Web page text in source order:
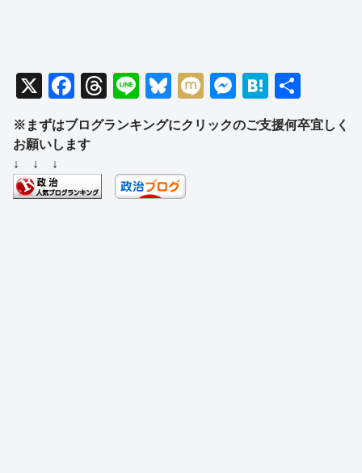
X
F
a
c
b
T
hr
e
d
Li
n
e
Bl
e
y
M
ixi
M
ss
H
at
e
有
※まずはブログランキングにクリックのご支援何卒宜しく
お願いします
↓ ↓ ↓